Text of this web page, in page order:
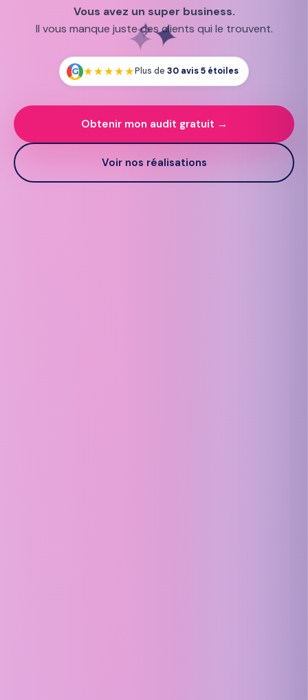
✦
✧✦
✧
Artisan
Vous avez un super business.
Il vous manque juste des clients qui le trouvent.
G ★★★★★Plus de 30 avis 5 étoiles
Obtenir mon audit gratuit →
Voir nos réalisations